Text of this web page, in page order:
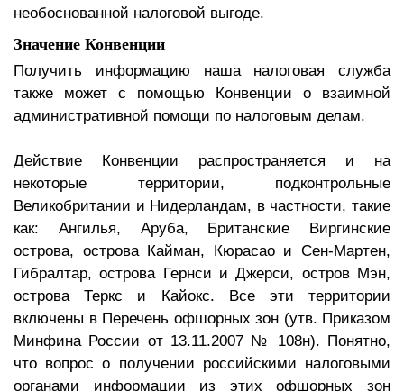
необоснованной налоговой выгоде.
Значение Конвенции
Получить информацию наша налоговая служба
также может с помощью Конвенции о взаимной
административной помощи по налоговым делам.
Действие Конвенции распространяется и на
некоторые территории, подконтрольные
Великобритании и Нидерландам, в частности, такие
как: Ангилья, Аруба, Британские Виргинские
острова, острова Кайман, Кюрасао и Сен-Мартен,
Гибралтар, острова Гернси и Джерси, остров Мэн,
острова Теркс и Кайокс. Все эти территории
включены в Перечень офшорных зон (утв. Приказом
Минфина России от 13.11.2007 № 108н). Понятно,
что вопрос о получении российскими налоговыми
органами информации из этих офшорных зон